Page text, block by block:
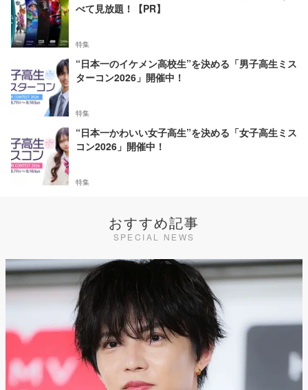
べて見放題！【PR】
特集
“日本一のイケメン高校生”を決める「男子高生ミス
ターコン2026」開催中！
特集
“日本一かわいい女子高生”を決める「女子高生ミス
コン2026」開催中！
特集
おすすめ記事
SPECIAL NEWS